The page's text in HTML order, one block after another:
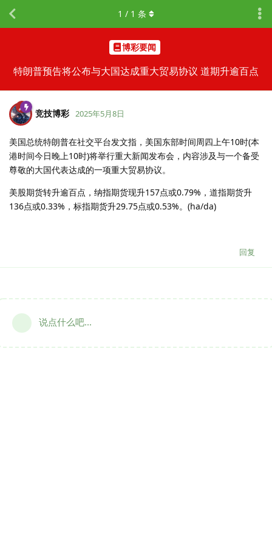
博彩要闻
特朗普预告将公布与大国达成重大贸易协议 道期升逾百点
1 / 1 条
竞技博彩 2025年5月8日
美国总统特朗普在社交平台发文指，美国东部时间周四上午10时(本
港时间今日晚上10时)将举行重大新闻发布会，内容涉及与一个备受
尊敬的大国代表达成的一项重大贸易协议。
美股期货转升逾百点，纳指期货现升157点或0.79%，道指期货升
136点或0.33%，标指期货升29.75点或0.53%。(ha/da)
回复
说点什么吧...